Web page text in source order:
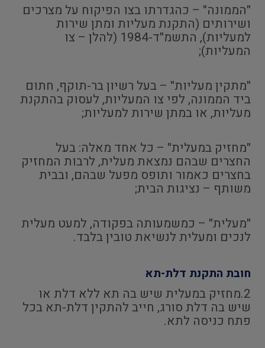
"הממונה" – כהגדרתו בצו הפיקוח על מצרכים
ושירותים (התקנת מעליות ומתן שירות
למעליות), התשמ"ד-1984 (להלן – צו
המעליות);
"מתקין מעליות" – בעל רשיון בר-תוקף, חתום
ביד הממונה, לפי צו המעליות, לעסוק בהתקנת
מעליות, או במתן שירות למעליות;
"מחזיק במעלית" – כל אחד מאלה: בעל
החצרים שבהם נמצאת מעלית, לרבות המחזיק
בחצרים כאמור ותופס מפעל שבהם, ובבית
משותף – נציגות הבית;
"מעלית" – כמשמעותה בפקודה, למעט מעלית
לנכים ומעלית לנשיאת טובין בלבד.
חובת התקנת דלת-תא
2.מחזיק במעלית שיש בה תא ללא דלת או
שיש בה דלת סורג, חייב להתקין דלת-תא בכל
פתח כניסה לתא.